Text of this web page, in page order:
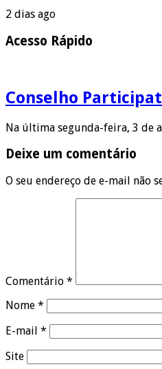
2 dias ago
Acesso Rápido
Conselho
Na última segunda-feira, 3 de
Deixe um comentário
O seu endereço de e-mail não
Comentário *
Nome *
E-mail *
Site